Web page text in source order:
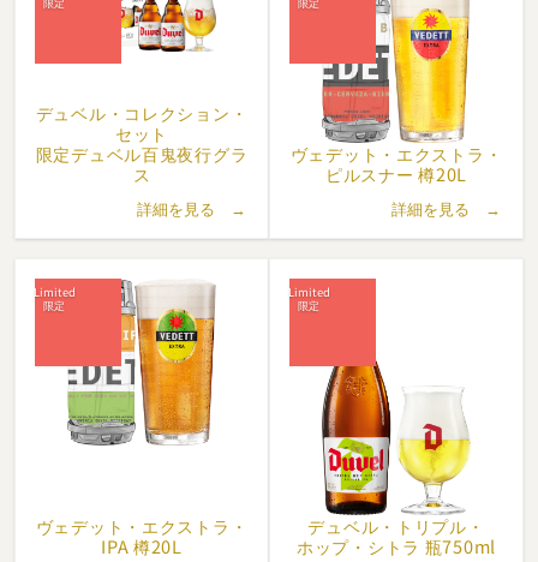
デュベル・ コレクション・
セット
限定デュベル百鬼夜行グラ
ス
詳細を見る →
ヴェデット・ エクストラ・
ピルスナー 樽20L
詳細を見る →
ヴェデット・ エクストラ・
IPA 樽20L
デュベル・ トリプル・
ホップ・ シトラ 瓶750ml